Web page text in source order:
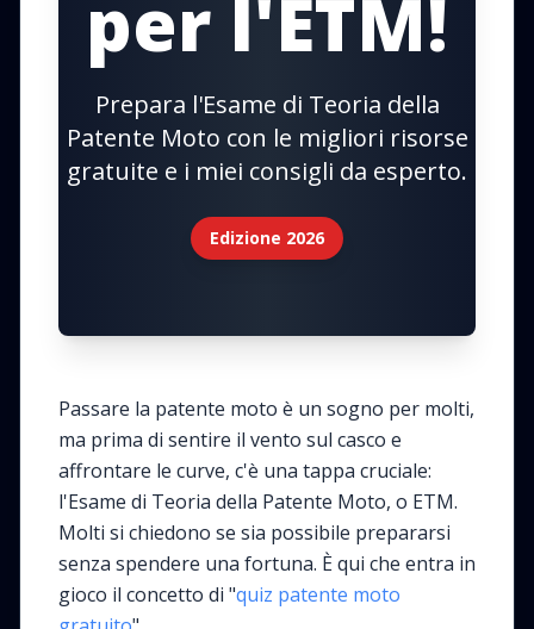
per l'ETM!
Prepara l'Esame di Teoria della
Patente Moto con le migliori risorse
gratuite e i miei consigli da esperto.
Edizione 2026
Passare la patente moto è un sogno per molti,
ma prima di sentire il vento sul casco e
affrontare le curve, c'è una tappa cruciale:
l'Esame di Teoria della Patente Moto, o ETM.
Molti si chiedono se sia possibile prepararsi
senza spendere una fortuna. È qui che entra in
gioco il concetto di "quiz patente moto